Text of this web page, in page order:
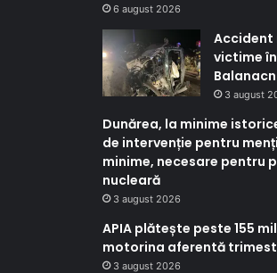
6 august 2026
Accident
victime
3 august
Dunărea, la minime
de intervenție pentru
minime, necesare pentru
nucleară
3 august 2026
APIA plătește peste 155
motorina aferentă
3 august 2026